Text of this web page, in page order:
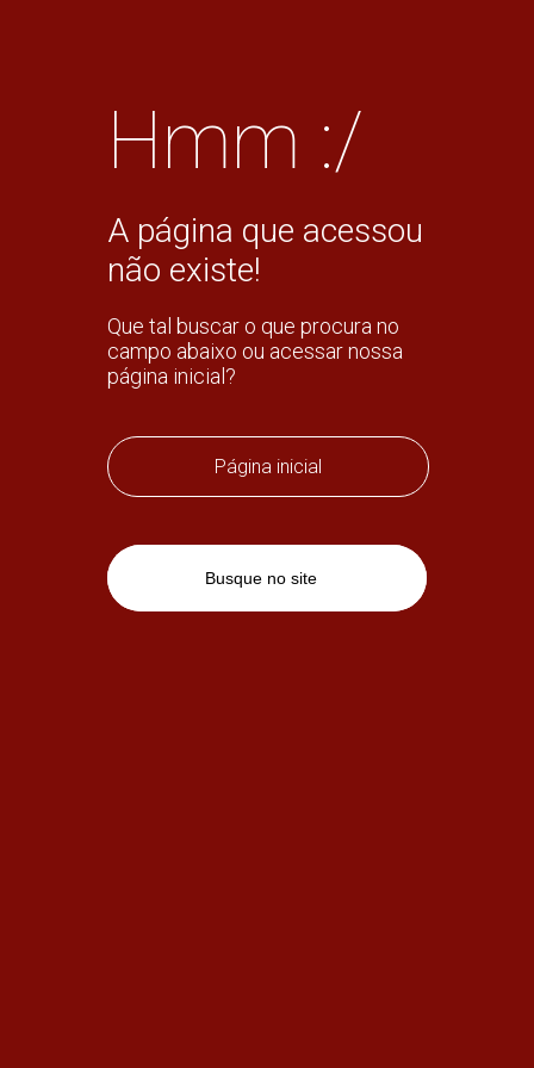
Hmm :/
A página que acessou
não existe!
Que tal buscar o que procura no
campo abaixo ou acessar nossa
página inicial?
Página inicial